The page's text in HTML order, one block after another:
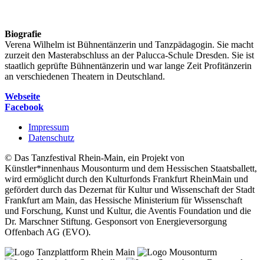
Biografie
Verena Wilhelm ist Bühnentänzerin und Tanzpädagogin. Sie macht
zurzeit den Masterabschluss an der Palucca-Schule Dresden. Sie ist
staatlich geprüfte Bühnentänzerin und war lange Zeit Profitänzerin
an verschiedenen Theatern in Deutschland.
Webseite
Facebook
Impressum
Datenschutz
© Das Tanzfestival Rhein-Main, ein Projekt von
Künstler*innenhaus Mousonturm und dem Hessischen Staatsballett,
wird ermöglicht durch den Kulturfonds Frankfurt RheinMain und
gefördert durch das Dezernat für Kultur und Wissenschaft der Stadt
Frankfurt am Main, das Hessische Ministerium für Wissenschaft
und Forschung, Kunst und Kultur, die Aventis Foundation und die
Dr. Marschner Stiftung. Gesponsort von Energieversorgung
Offenbach AG (EVO).